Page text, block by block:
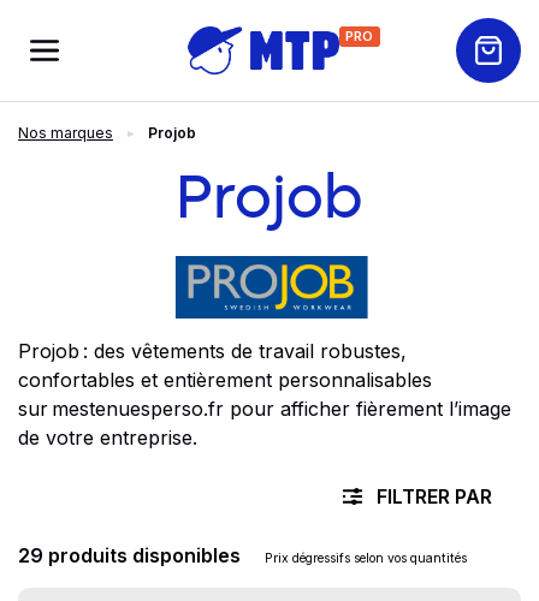
PRO
Nos marques Projob
Projob
Projob : des vêtements de travail robustes,
confortables et entièrement personnalisables
sur mestenuesperso.fr pour afficher fièrement l’image
de votre entreprise.
29 produits disponibles Prix dégressifs selon vos quantités
FILTRER PAR